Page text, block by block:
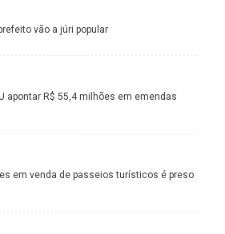
vão a júri popular
apontar R$ 55,4 milhões em emendas
em venda de passeios turísticos é preso